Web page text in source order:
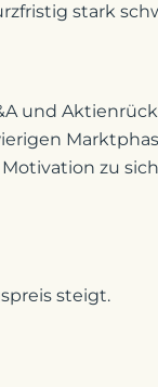
stark
und
zu
steigt.